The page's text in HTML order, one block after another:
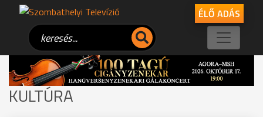
ÉLŐ ADÁS
KULTÚRA